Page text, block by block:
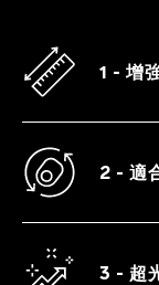
1 - 增
一起
2 - 適
藉由
3 - 超